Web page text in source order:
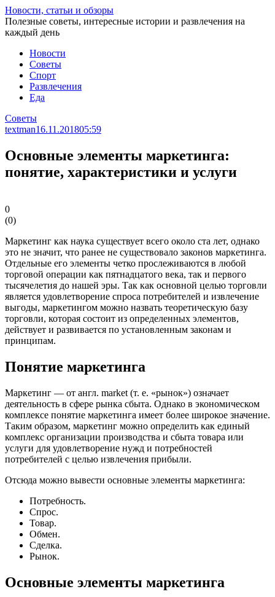
Перейти
к
статье
Новости, статьи и обзоры
Полезные советы, интересные истории и развлечения на
каждый день
Новости
Советы
Спорт
Развлечения
Еда
Советы
textman16.11.201805:59
Основные элементы маркетинга:
понятие, характеристики и услуги
0
(0)
Маркетинг как наука существует всего около ста лет, однако
это не значит, что ранее не существовало законов маркетинга.
Отдельные его элементы четко прослеживаются в любой
торговой операции как пятнадцатого века, так и первого
тысячелетия до нашей эры. Так как основной целью торговли
является удовлетворение спроса потребителей и извлечение
выгоды, маркетингом можно назвать теоретическую базу
торговли, которая состоит из определенных элементов,
действует и развивается по установленным законам и
принципам.
Понятие маркетинга
Маркетинг — от англ. market (т. е. «рынок») означает
деятельность в сфере рынка сбыта. Однако в экономическом
комплексе понятие маркетинга имеет более широкое значение.
Таким образом, маркетинг можно определить как единый
комплекс организации производства и сбыта товара или
услуги для удовлетворение нужд и потребностей
потребителей с целью извлечения прибыли.
Отсюда можно вывести основные элементы маркетинга:
Потребность.
Спрос.
Товар.
Обмен.
Сделка.
Рынок.
Основные элементы маркетинга